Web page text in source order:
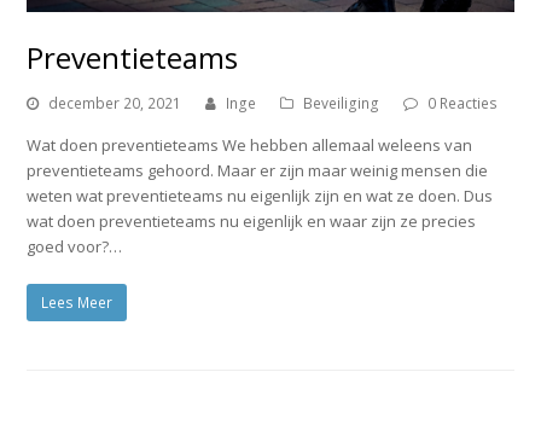
Preventieteams
december 20, 2021 Inge Beveiliging 0 Reacties
Wat doen preventieteams We hebben allemaal weleens van
preventieteams gehoord. Maar er zijn maar weinig mensen die
weten wat preventieteams nu eigenlijk zijn en wat ze doen. Dus
wat doen preventieteams nu eigenlijk en waar zijn ze precies
goed voor?…
Lees Meer